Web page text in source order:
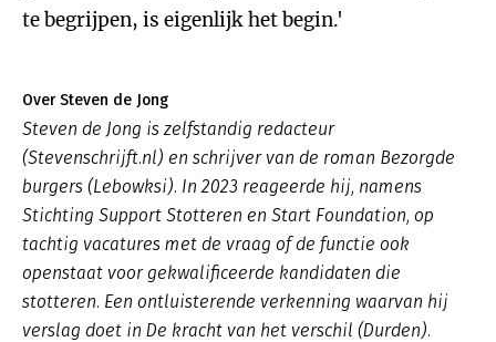
te begrijpen, is eigenlijk het begin.'
Over Steven de Jong
Steven de Jong is zelfstandig redacteur
(Stevenschrijft.nl) en schrijver van de roman Bezorgde
burgers (Lebowksi). In 2023 reageerde hij, namens
Stichting Support Stotteren en Start Foundation, op
tachtig vacatures met de vraag of de functie ook
openstaat voor gekwalificeerde kandidaten die
stotteren. Een ontluisterende verkenning waarvan hij
verslag doet in De kracht van het verschil (Durden).